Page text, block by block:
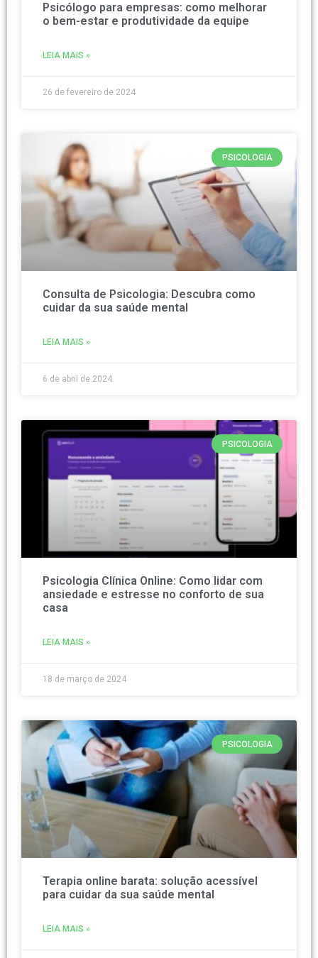
Psicólogo para empresas: como melhorar
o bem-estar e produtividade da equipe
LEIA MAIS »
26 de fevereiro de 2024
PSICOLOGIA
Consulta de Psicologia: Descubra como
cuidar da sua saúde mental
LEIA MAIS »
6 de abril de 2024
PSICOLOGIA
Psicologia Clínica Online: Como lidar com
ansiedade e estresse no conforto de sua
casa
LEIA MAIS »
18 de março de 2024
PSICOLOGIA
Terapia online barata: solução acessível
para cuidar da sua saúde mental
LEIA MAIS »